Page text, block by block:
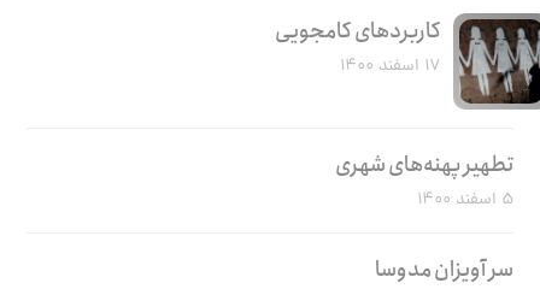
کاربرد‌های کامجویی
۱۷ اسفند ۱۴۰۰
تطهیر پهنه‌های شهری
۵ اسفند ۱۴۰۰
سر آویزان مدوسا